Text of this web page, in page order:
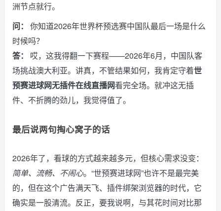
洲节点就行。
问：
你知道2026年世界杯预选赛中国队最后一场是什么
时候吗？
答：
哎，这我得翻一下赛程——2026年6月，中国队客
场挑战澳大利亚。讲真，不管结果如何，我肯定守着世
预赛进球网无插件在线直播网看完全场。就冲这无插
件、不折腾的劲儿，我觉得值了。
最后说两句掏心窝子的话
2026年了，看球的方式越来越多元，但核心需求没变：
简单、流畅、不闹心。“世预赛进球网”也许不是最完美
的，但在这个广告满天飞、插件绑架浏览器的时代，它
确实是一股清流。反正，要我说啊，与其花时间对比那